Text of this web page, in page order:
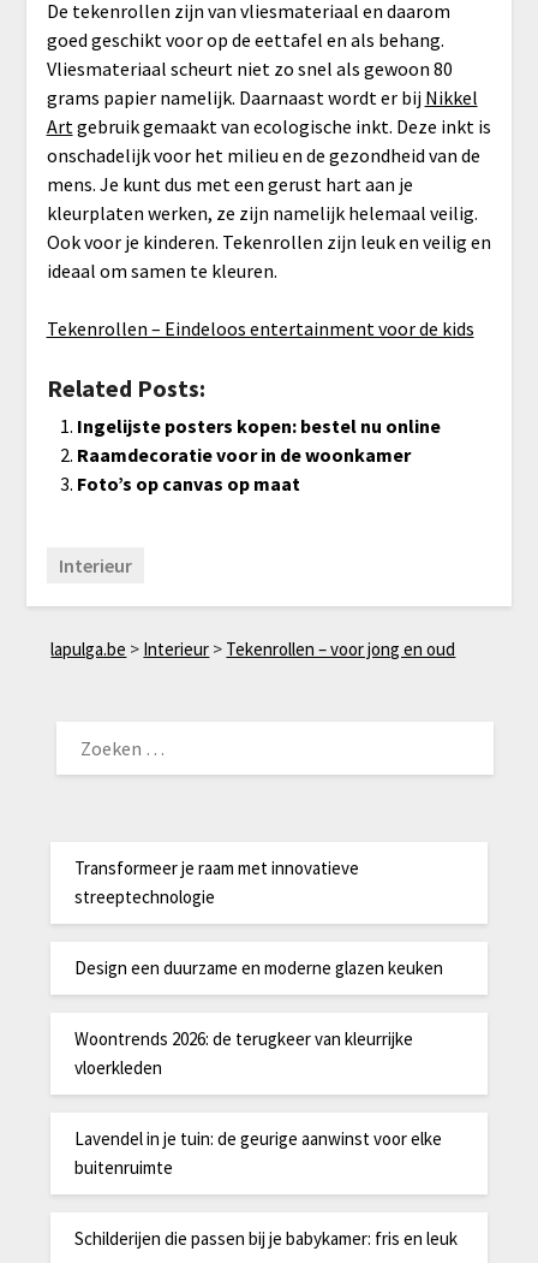
De tekenrollen zijn van vliesmateriaal en daarom
goed geschikt voor op de eettafel en als behang.
Vliesmateriaal scheurt niet zo snel als gewoon 80
grams papier namelijk. Daarnaast wordt er bij Nikkel
Artgebruik gemaakt van ecologische inkt. Deze inkt is
onschadelijk voor het milieu en de gezondheid van de
mens. Je kunt dus met een gerust hart aan je
kleurplaten werken, ze zijn namelijk helemaal veilig.
Ook voor je kinderen. Tekenrollen zijn leuk en veilig en
ideaal om samen te kleuren.
Tekenrollen – Eindeloos entertainment voor de kids
Related Posts:
Ingelijste posters kopen: bestel nu online
Raamdecoratie voor in de woonkamer
Foto’s op canvas op maat
Interieur
lapulga.be > Interieur > Tekenrollen – voor jong en oud
NAAR:
Transformeer je raam met innovatieve
streeptechnologie
Design een duurzame en moderne glazen keuken
Woontrends 2026: de terugkeer van kleurrijke
vloerkleden
Lavendel in je tuin: de geurige aanwinst voor elke
buitenruimte
Schilderijen die passen bij je babykamer: fris en leuk